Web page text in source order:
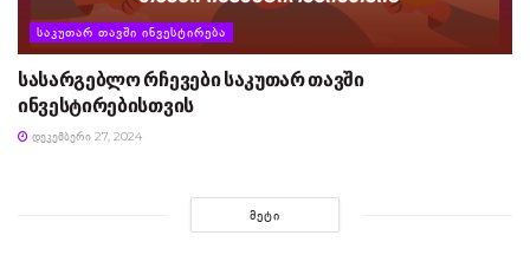
ᲡᲐᲙᲣᲗᲐᲠ ᲗᲐᲕᲨᲘ ᲘᲜᲕᲔᲡᲢᲘᲠᲔᲑᲐ
სასარგებლო რჩევები საკუთარ თავში
ინვესტირებისთვის
ᲓᲔᲙᲔᲛᲑᲔᲠᲘ 27, 2024
ᲛᲔᲢᲘ